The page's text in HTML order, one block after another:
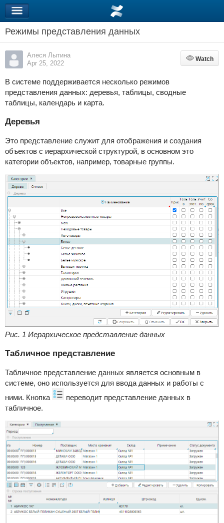
Режимы представления данных
Алеся Лытина
Apr 25, 2022
Watch
Watch
В системе поддерживается несколько режимов
представления данных: деревья, таблицы, сводные
таблицы, календарь и карта.
Деревья
Это представление служит для отображения и создания
объектов с иерархической структурой, в основном это
категории объектов, например, товарные группы.
Рис. 1 Иерархическое представление данных
Табличное представление
Табличное представление данных является основным в
системе, оно используется для ввода данных и работы с
ними. Кнопка
переводит представление данных в
табличное.